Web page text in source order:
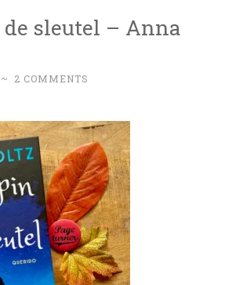
de sleutel – Anna
~ 2 COMMENTS